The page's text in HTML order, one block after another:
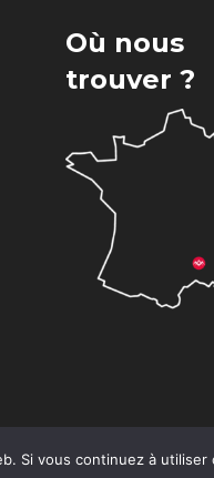
Où nous
trouver ?
Si vous continuez à